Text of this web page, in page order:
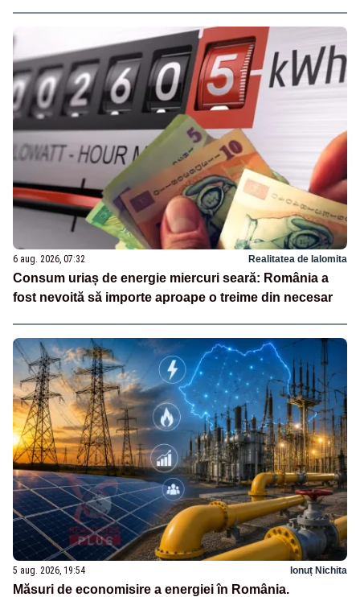
6 aug. 2026, 07:32 Realitatea de Ialomita
Consum uriaș de energie miercuri seară: România a
fost nevoită să importe aproape o treime din necesar
5 aug. 2026, 19:54 Ionuț Nichita
Măsuri de economisire a energiei în România.